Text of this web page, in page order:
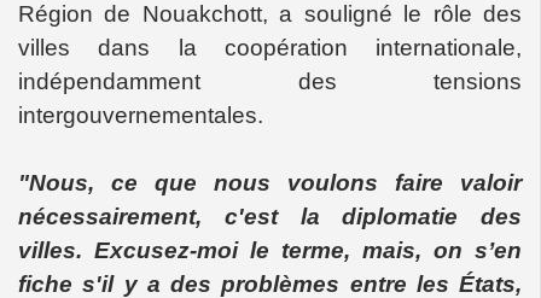
Région de Nouakchott, a souligné le rôle des
villes dans la coopération internationale,
indépendamment des tensions
intergouvernementales.
"Nous, ce que nous voulons faire valoir
nécessairement, c'est la diplomatie des
villes. Excusez-moi le terme, mais, on s’en
fiche s'il y a des problèmes entre les États,